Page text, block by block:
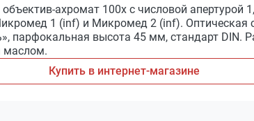
ахромат 100х с числовой апертурой
1 (inf) и Микромед 2 (inf). Оптическая
парфокальная высота 45 мм, стандарт DIN.
маслом.
Купить в интернет-магазине